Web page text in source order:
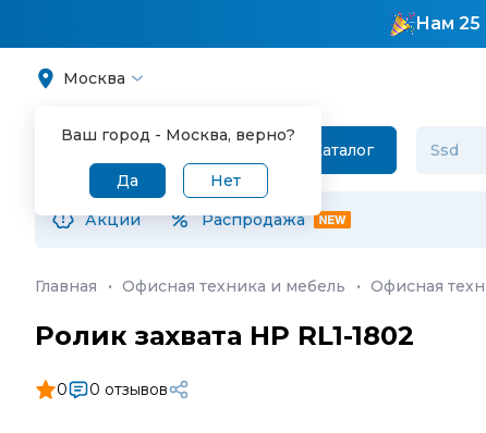
Нам 25
Москва
Ваш город - Москва, верно?
Да Нет
Каталог
Акции Распродажа
Главная · Офисная техника и мебель · Офисная
Ролик захвата HP RL1-1802
0 0 отзывов